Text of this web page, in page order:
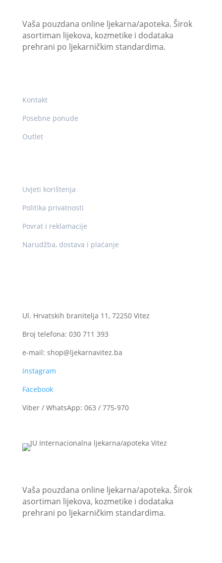
Vaša pouzdana online ljekarna/apoteka. Širok
asortiman lijekova, kozmetike i dodataka
prehrani po ljekarničkim standardima.
Kontakt
Posebne ponude
Outlet
Uvjeti korištenja
Politika privatnosti
Povrat i reklamacije
Narudžba, dostava i plaćanje
Ul. Hrvatskih branitelja 11, 72250 Vitez
Broj telefona: 030 711 393
e-mail: shop@ljekarnavitez.ba
Instagram
Facebook
Viber / WhatsApp: 063 / 775-970
Vaša pouzdana online ljekarna/apoteka. Širok
asortiman lijekova, kozmetike i dodataka
prehrani po ljekarničkim standardima.